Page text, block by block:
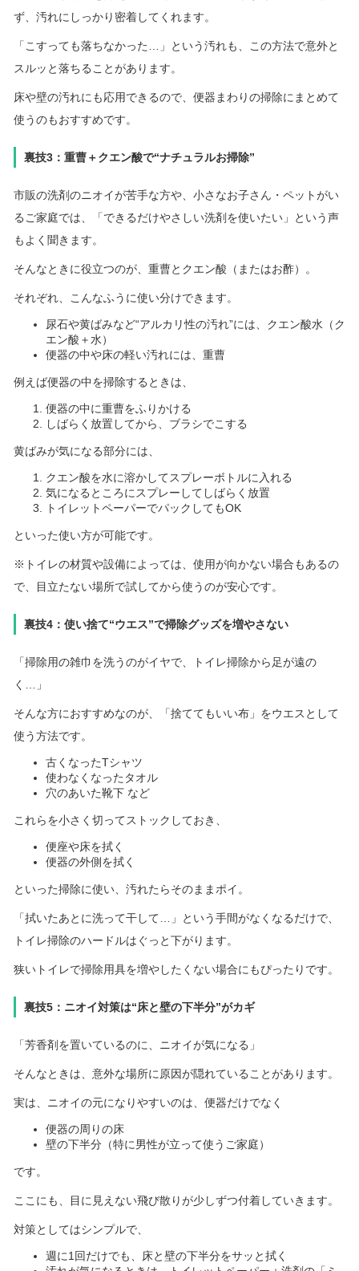
ず、汚れにしっかり密着してくれます。
「こすっても落ちなかった…」という汚れも、この方法で意外と
スルッと落ちることがあります。
床や壁の汚れにも応用できるので、便器まわりの掃除にまとめて
使うのもおすすめです。
裏技3：重曹＋クエン酸で“ナチュラルお掃除”
市販の洗剤のニオイが苦手な方や、小さなお子さん・ペットがい
るご家庭では、「できるだけやさしい洗剤を使いたい」という声
もよく聞きます。
そんなときに役立つのが、重曹とクエン酸（またはお酢）。
それぞれ、こんなふうに使い分けできます。
尿石や黄ばみなど“アルカリ性の汚れ”には、クエン酸水（ク
エン酸＋水）
便器の中や床の軽い汚れには、重曹
例えば便器の中を掃除するときは、
便器の中に重曹をふりかける
しばらく放置してから、ブラシでこする
黄ばみが気になる部分には、
クエン酸を水に溶かしてスプレーボトルに入れる
気になるところにスプレーしてしばらく放置
トイレットペーパーでパックしてもOK
といった使い方が可能です。
※トイレの材質や設備によっては、使用が向かない場合もあるの
で、目立たない場所で試してから使うのが安心です。
裏技4：使い捨て“ウエス”で掃除グッズを増やさない
「掃除用の雑巾を洗うのがイヤで、トイレ掃除から足が遠の
く…」
そんな方におすすめなのが、「捨ててもいい布」をウエスとして
使う方法です。
古くなったTシャツ
使わなくなったタオル
穴のあいた靴下 など
これらを小さく切ってストックしておき、
便座や床を拭く
便器の外側を拭く
といった掃除に使い、汚れたらそのままポイ。
「拭いたあとに洗って干して…」という手間がなくなるだけで、
トイレ掃除のハードルはぐっと下がります。
狭いトイレで掃除用具を増やしたくない場合にもぴったりです。
裏技5：ニオイ対策は“床と壁の下半分”がカギ
「芳香剤を置いているのに、ニオイが気になる」
そんなときは、意外な場所に原因が隠れていることがあります。
実は、ニオイの元になりやすいのは、便器だけでなく
便器の周りの床
壁の下半分（特に男性が立って使うご家庭）
です。
ここにも、目に見えない飛び散りが少しずつ付着していきます。
対策としてはシンプルで、
週に1回だけでも、床と壁の下半分をサッと拭く